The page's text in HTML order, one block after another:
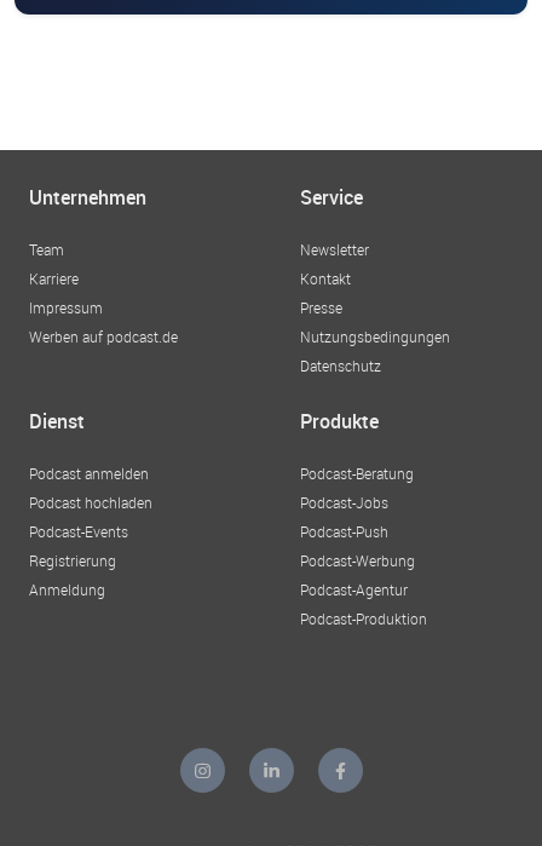
Unternehmen
Team
Karriere
Impressum
Werben auf podcast.de
Service
Newsletter
Kontakt
Presse
Nutzungsbedingungen
Datenschutz
Dienst
Podcast anmelden
Podcast hochladen
Podcast-Events
Registrierung
Anmeldung
Produkte
Podcast-Beratung
Podcast-Jobs
Podcast-Push
Podcast-Werbung
Podcast-Agentur
Podcast-Produktion